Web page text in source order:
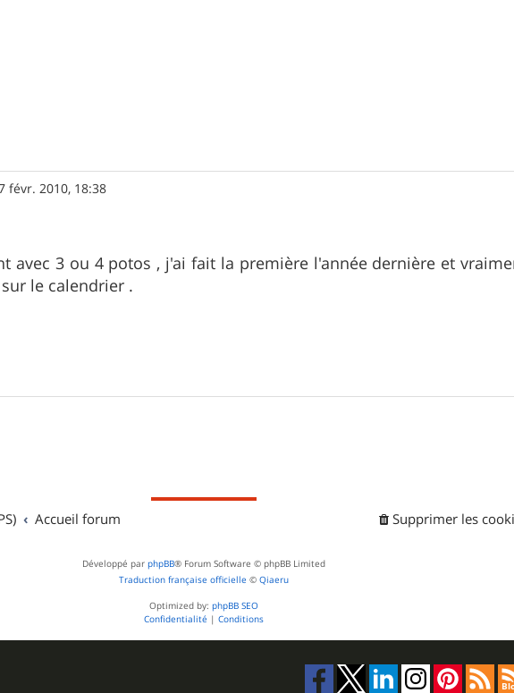
févr. 2010, 18:38
avec 3 ou 4 potos , j'ai fait la première l'année dernière et
le calendrier .
Accueil forum Supprimer les
Développé par phpBB® Forum Software © phpBB Limited
Traduction française officielle © Qiaeru
Optimized by: phpBB SEO
Confidentialité | Conditions